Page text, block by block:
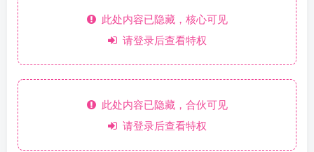
此处内容已隐藏，核心可见
请登录后查看特权
此处内容已隐藏，合伙可见
请登录后查看特权